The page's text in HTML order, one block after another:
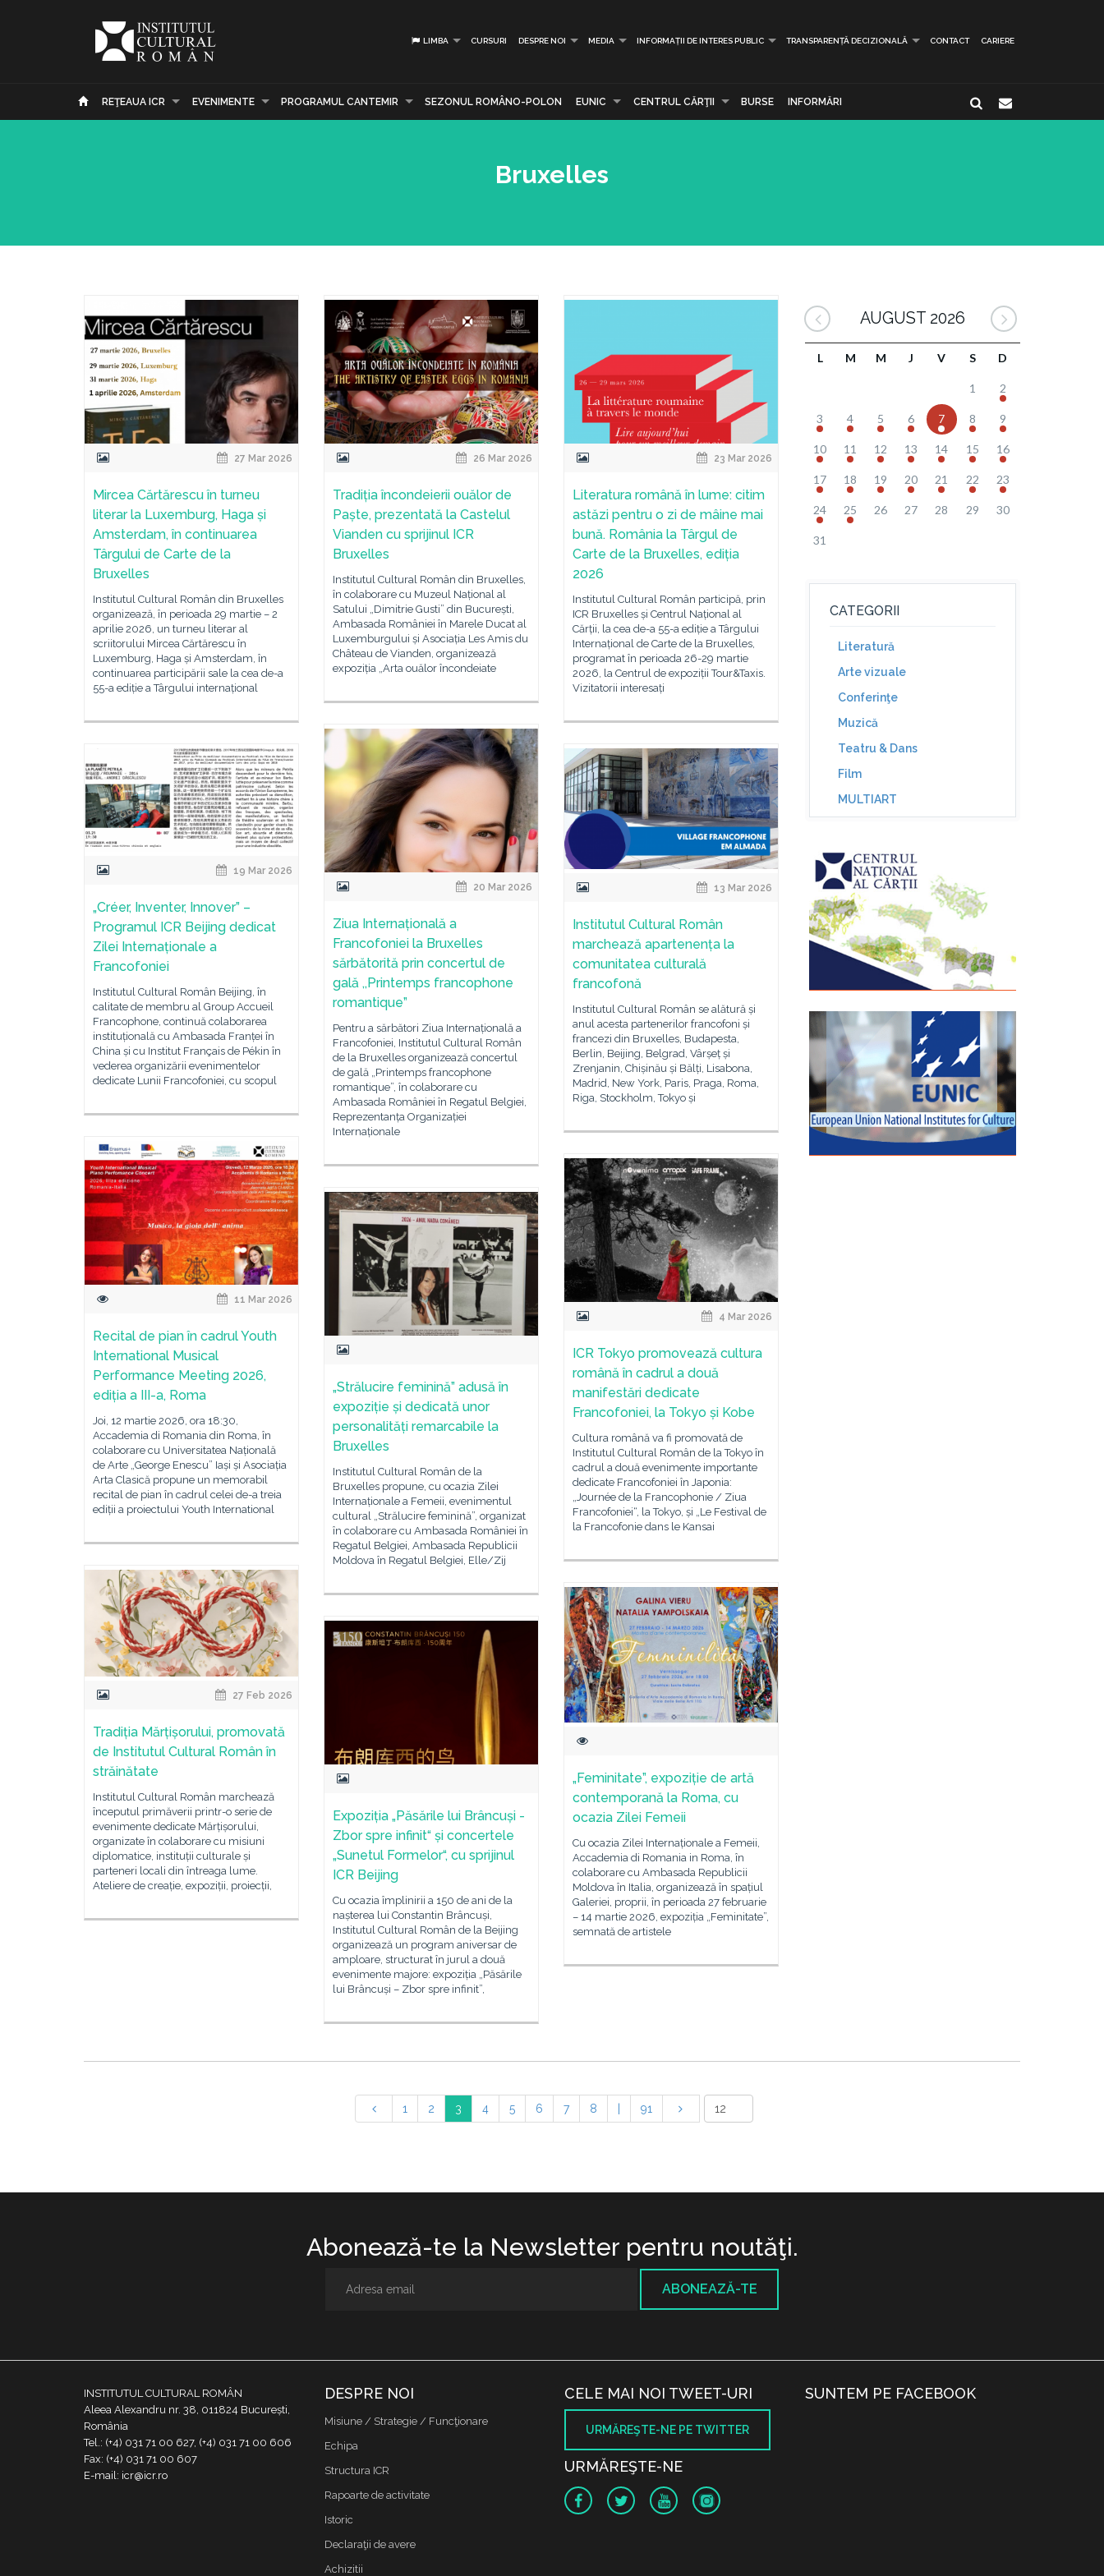
LIMBA CURSURI DESPRE NOI MEDIA INFORMAȚII DE INTERES PUBLIC TRANSPARENȚĂ DECIZIONALĂ CONTACT CARIERE
REŢEAUA ICR EVENIMENTE PROGRAMUL CANTEMIR SEZONUL ROMÂNO-POLON EUNIC CENTRUL CĂRŢII BURSE INFORMĂRI
Bruxelles
27 Mar 2026
Mircea Cărtărescu în turneu
literar la Luxemburg, Haga și
Amsterdam, în continuarea
Târgului de Carte de la
Bruxelles
Institutul Cultural Român din Bruxelles
organizează, în perioada 29 martie – 2
aprilie 2026, un turneu literar al
scriitorului Mircea Cărtărescu în
Luxemburg, Haga și Amsterdam, în
continuarea participării sale la cea de-a
55-a ediție a Târgului internațional
26 Mar 2026
Tradiția încondeierii ouălor de
Paște, prezentată la Castelul
Vianden cu sprijinul ICR
Bruxelles
Institutul Cultural Român din Bruxelles,
în colaborare cu Muzeul Național al
Satului „Dimitrie Gusti” din București,
Ambasada României în Marele Ducat al
Luxemburgului și Asociația Les Amis du
Château de Vianden, organizează
expoziția „Arta ouălor încondeiate
23 Mar 2026
Literatura română în lume: citim
astăzi pentru o zi de mâine mai
bună. România la Târgul de
Carte de la Bruxelles, ediția
2026
Institutul Cultural Român participă, prin
ICR Bruxelles și Centrul Național al
Cărții, la cea de-a 55-a ediție a Târgului
Internațional de Carte de la Bruxelles,
programat în perioada 26-29 martie
2026, la Centrul de expoziții Tour&Taxis.
Vizitatorii interesați
20 Mar 2026
Ziua Internațională a
Francofoniei la Bruxelles
sărbătorită prin concertul de
gală ,,Printemps francophone
romantique”
Pentru a sărbători Ziua Internațională a
Francofoniei, Institutul Cultural Român
de la Bruxelles organizează concertul
de gală „Printemps francophone
romantique”, în colaborare cu
Ambasada României în Regatul Belgiei,
Reprezentanța Organizației
Internaționale
19 Mar 2026
„Créer, Inventer, Innover” –
Programul ICR Beijing dedicat
Zilei Internaționale a
Francofoniei
Institutul Cultural Român Beijing, în
calitate de membru al Group Accueil
Francophone, continuă colaborarea
instituțională cu Ambasada Franței în
China și cu Institut Français de Pékin în
vederea organizării evenimentelor
dedicate Lunii Francofoniei, cu scopul
13 Mar 2026
Institutul Cultural Român
marchează apartenența la
comunitatea culturală
francofonă
Institutul Cultural Român se alătură și
anul acesta partenerilor francofoni și
francezi din Bruxelles, Budapesta,
Berlin, Beijing, Belgrad, Vârșeț și
Zrenjanin, Chișinău și Bălți, Lisabona,
Madrid, New York, Paris, Praga, Roma,
Riga, Stockholm, Tokyo și
11 Mar 2026
Recital de pian în cadrul Youth
International Musical
Performance Meeting 2026,
ediția a III-a, Roma
Joi, 12 martie 2026, ora 18:30,
Accademia di Romania din Roma, în
colaborare cu Universitatea Națională
de Arte „George Enescu” Iași și Asociația
Arta Clasică propune un memorabil
recital de pian în cadrul celei de-a treia
ediții a proiectului Youth International
4 Mar 2026
ICR Tokyo promovează cultura
română în cadrul a două
manifestări dedicate
Francofoniei, la Tokyo și Kobe
Cultura română va fi promovată de
Institutul Cultural Român de la Tokyo în
cadrul a două evenimente importante
dedicate Francofoniei în Japonia:
„Journée de la Francophonie / Ziua
Francofoniei“, la Tokyo, și „Le Festival de
la Francofonie dans le Kansai
„Strălucire feminină” adusă în
expoziție și dedicată unor
personalități remarcabile la
Bruxelles
Institutul Cultural Român de la
Bruxelles propune, cu ocazia Zilei
Internaționale a Femeii, evenimentul
cultural „Strălucire feminină”, organizat
în colaborare cu Ambasada României în
Regatul Belgiei, Ambasada Republicii
Moldova în Regatul Belgiei, Elle/Zij
27 Feb 2026
Tradiția Mărțișorului, promovată
de Institutul Cultural Român în
străinătate
Institutul Cultural Român marchează
începutul primăverii printr-o serie de
evenimente dedicate Mărțișorului,
organizate în colaborare cu misiuni
diplomatice, instituții culturale și
parteneri locali din întreaga lume.
Ateliere de creație, expoziții, proiecții,
„Feminitate”, expoziție de artă
contemporană la Roma, cu
ocazia Zilei Femeii
Cu ocazia Zilei Internaționale a Femeii,
Accademia di Romania in Roma, în
colaborare cu Ambasada Republicii
Moldova în Italia, organizează în spațiul
Galeriei, proprii, în perioada 27 februarie
– 14 martie 2026, expoziția „Feminitate”,
semnată de artistele
Expoziția „Păsările lui Brâncuși -
Zbor spre infinit“ și concertele
„Sunetul Formelor“, cu sprijinul
ICR Beijing
Cu ocazia împlinirii a 150 de ani de la
nașterea lui Constantin Brâncuși,
Institutul Cultural Român de la Beijing
organizează un program aniversar de
amploare, structurat în jurul a două
evenimente majore: expoziția „Păsările
lui Brâncuși – Zbor spre infinit”,
AUGUST 2026
L M M J V S D
1 2
3 4 5 6 7 8 9
10 11 12 13 14 15 16
17 18 19 20 21 22 23
24 25 26 27 28 29 30
31
CATEGORII
Literatură
Arte vizuale
Conferinţe
Muzică
Teatru & Dans
Film
MULTIART
1 2 3 4 5 6 7 8 91
Abonează-te la Newsletter pentru noutăţi.
ABONEAZĂ-TE
INSTITUTUL CULTURAL ROMÂN
Aleea Alexandru nr. 38, 011824 București,
România
Tel.: (+4) 031 71 00 627, (+4) 031 71 00 606
Fax: (+4) 031 71 00 607
E-mail: icr@icr.ro
DESPRE NOI
Misiune / Strategie / Funcţionare
Echipa
Structura ICR
Rapoarte de activitate
Istoric
Declaraţii de avere
Achizitii
CELE MAI NOI TWEET-URI
URMĂREŞTE-NE PE TWITTER
URMĂREŞTE-NE
SUNTEM PE FACEBOOK